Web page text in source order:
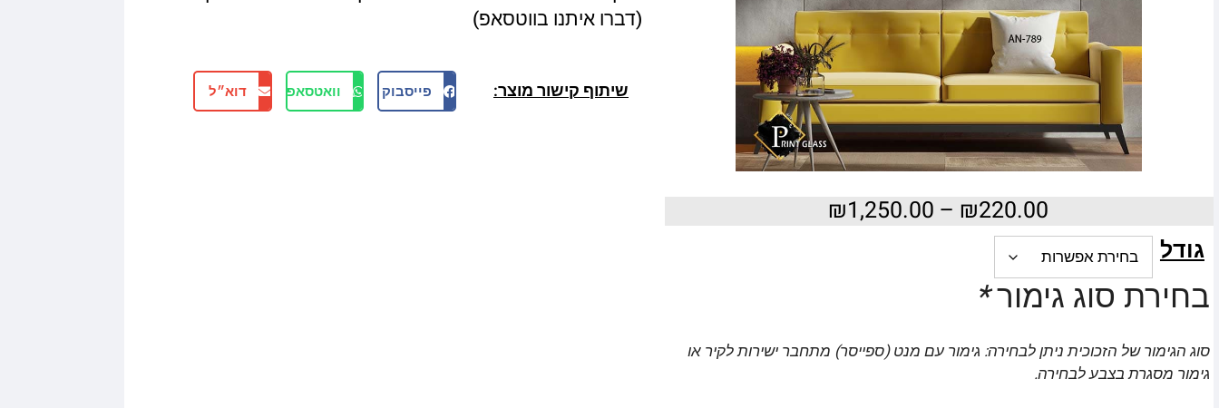
₪220.00
–
₪1,250.00
גודל
בחירת סוג גימור*
סוג הגימור של הזכוכית ניתן לבחירה: גימור עם מנט (ספייסר) מתחבר ישירות לקיר או
גימור מסגרת בצבע לבחירה.
(דברו איתנו בווטסאפ)
שיתוף קישור מוצר: פייסבוק וואטסאפ דוא״ל